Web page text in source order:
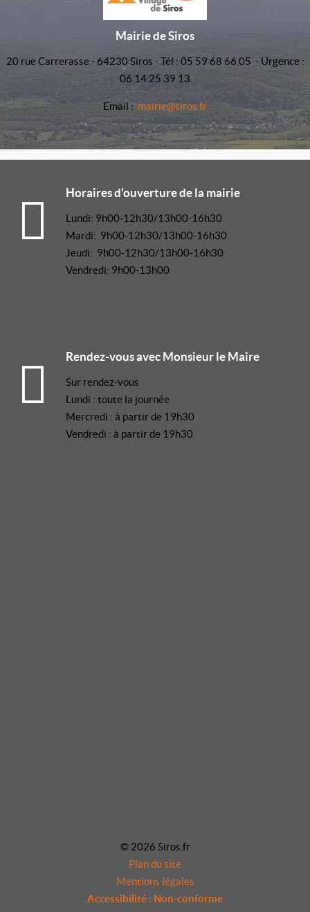
Mairie de Siros
20 rue Carrerasse - 64230 Siros - Tél : 05 59 68 66 05 - Urgence :
06 14 25 39 13
Email : mairie@siros.fr
Horaires d'ouverture de la mairie
Lundi: 9h00-12h30/13h00-16h30
Mardi: 9h00-12h30/13h00-16h30
Jeudi: 9h00-12h30/13h00-16h30
Vendredi: 9h00-13h00
Rendez-vous avec Monsieur le Maire
Sur rendez-vous
Lundi : toute la journée
Mercredi : à partir de 19h30
Vendredi : à partir de 19h30
© 2026 Siros.fr
Plan du site
Mentions légales
Accessibilité : Non-conforme